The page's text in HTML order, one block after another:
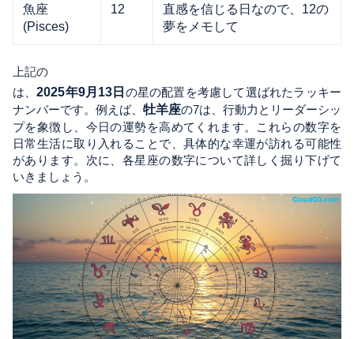
魚座
(Pisces)
12
直感を信じる日なので、12の
夢をメモして
上記の
は、2025年9月13日 の星の配置を考慮して選ばれたラッキー
ナンバーです。例えば、 牡羊座の7は、行動力とリーダーシッ
プを象徴し、今日の運勢を高めてくれます。これらの数字を
日常生活に取り入れることで、具体的な幸運が訪れる可能性
があります。次に、各星座の数字について詳しく掘り下げて
いきましょう。